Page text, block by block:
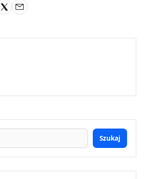
Szukaj